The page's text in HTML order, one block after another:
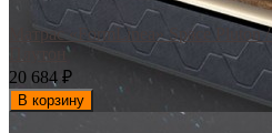
Матрас «FormLinea» Space
Плутон
20 684 ₽
В корзину